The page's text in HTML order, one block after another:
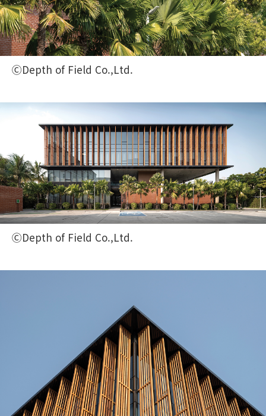
ⒸDepth of Field Co.,Ltd.
ⒸDepth of Field Co.,Ltd.